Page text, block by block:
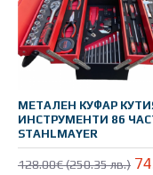
МЕТАЛЕН КУФАР
ИНСТРУМЕНТИ 86
STAHLМAYER
128.00€ (250.35 лв.)